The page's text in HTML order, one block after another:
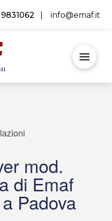
info@emaf.it
mod.
di Emaf
Padova